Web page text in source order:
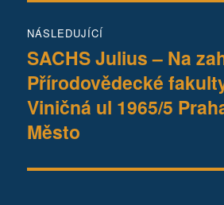
NÁSLEDUJÍCÍ
Následující
příspěvek:
SACHS Julius – Na
Přírodovědecké
Viničná ul 1965/5
Město